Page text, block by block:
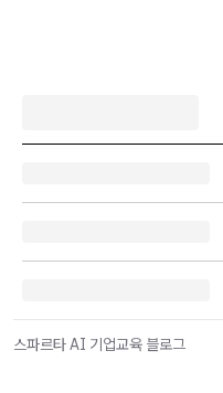
스파르타 AI 기업교육 블로그